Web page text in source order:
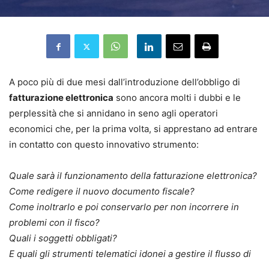
A poco più di due mesi dall’introduzione dell’obbligo di
fatturazione elettronica sono ancora molti i dubbi e le
perplessità che si annidano in seno agli operatori
economici che, per la prima volta, si apprestano ad entrare
in contatto con questo innovativo strumento:
Quale sarà il funzionamento della fatturazione elettronica?
Come redigere il nuovo documento fiscale?
Come inoltrarlo e poi conservarlo per non incorrere in
problemi con il fisco?
Quali i soggetti obbligati?
E quali gli strumenti telematici idonei a gestire il flusso di